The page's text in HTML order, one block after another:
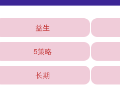
益生
5策略
长期